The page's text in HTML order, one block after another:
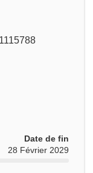
Date de fin
28 Février 2029